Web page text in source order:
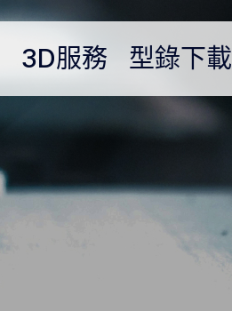
3D服務 型錄下載